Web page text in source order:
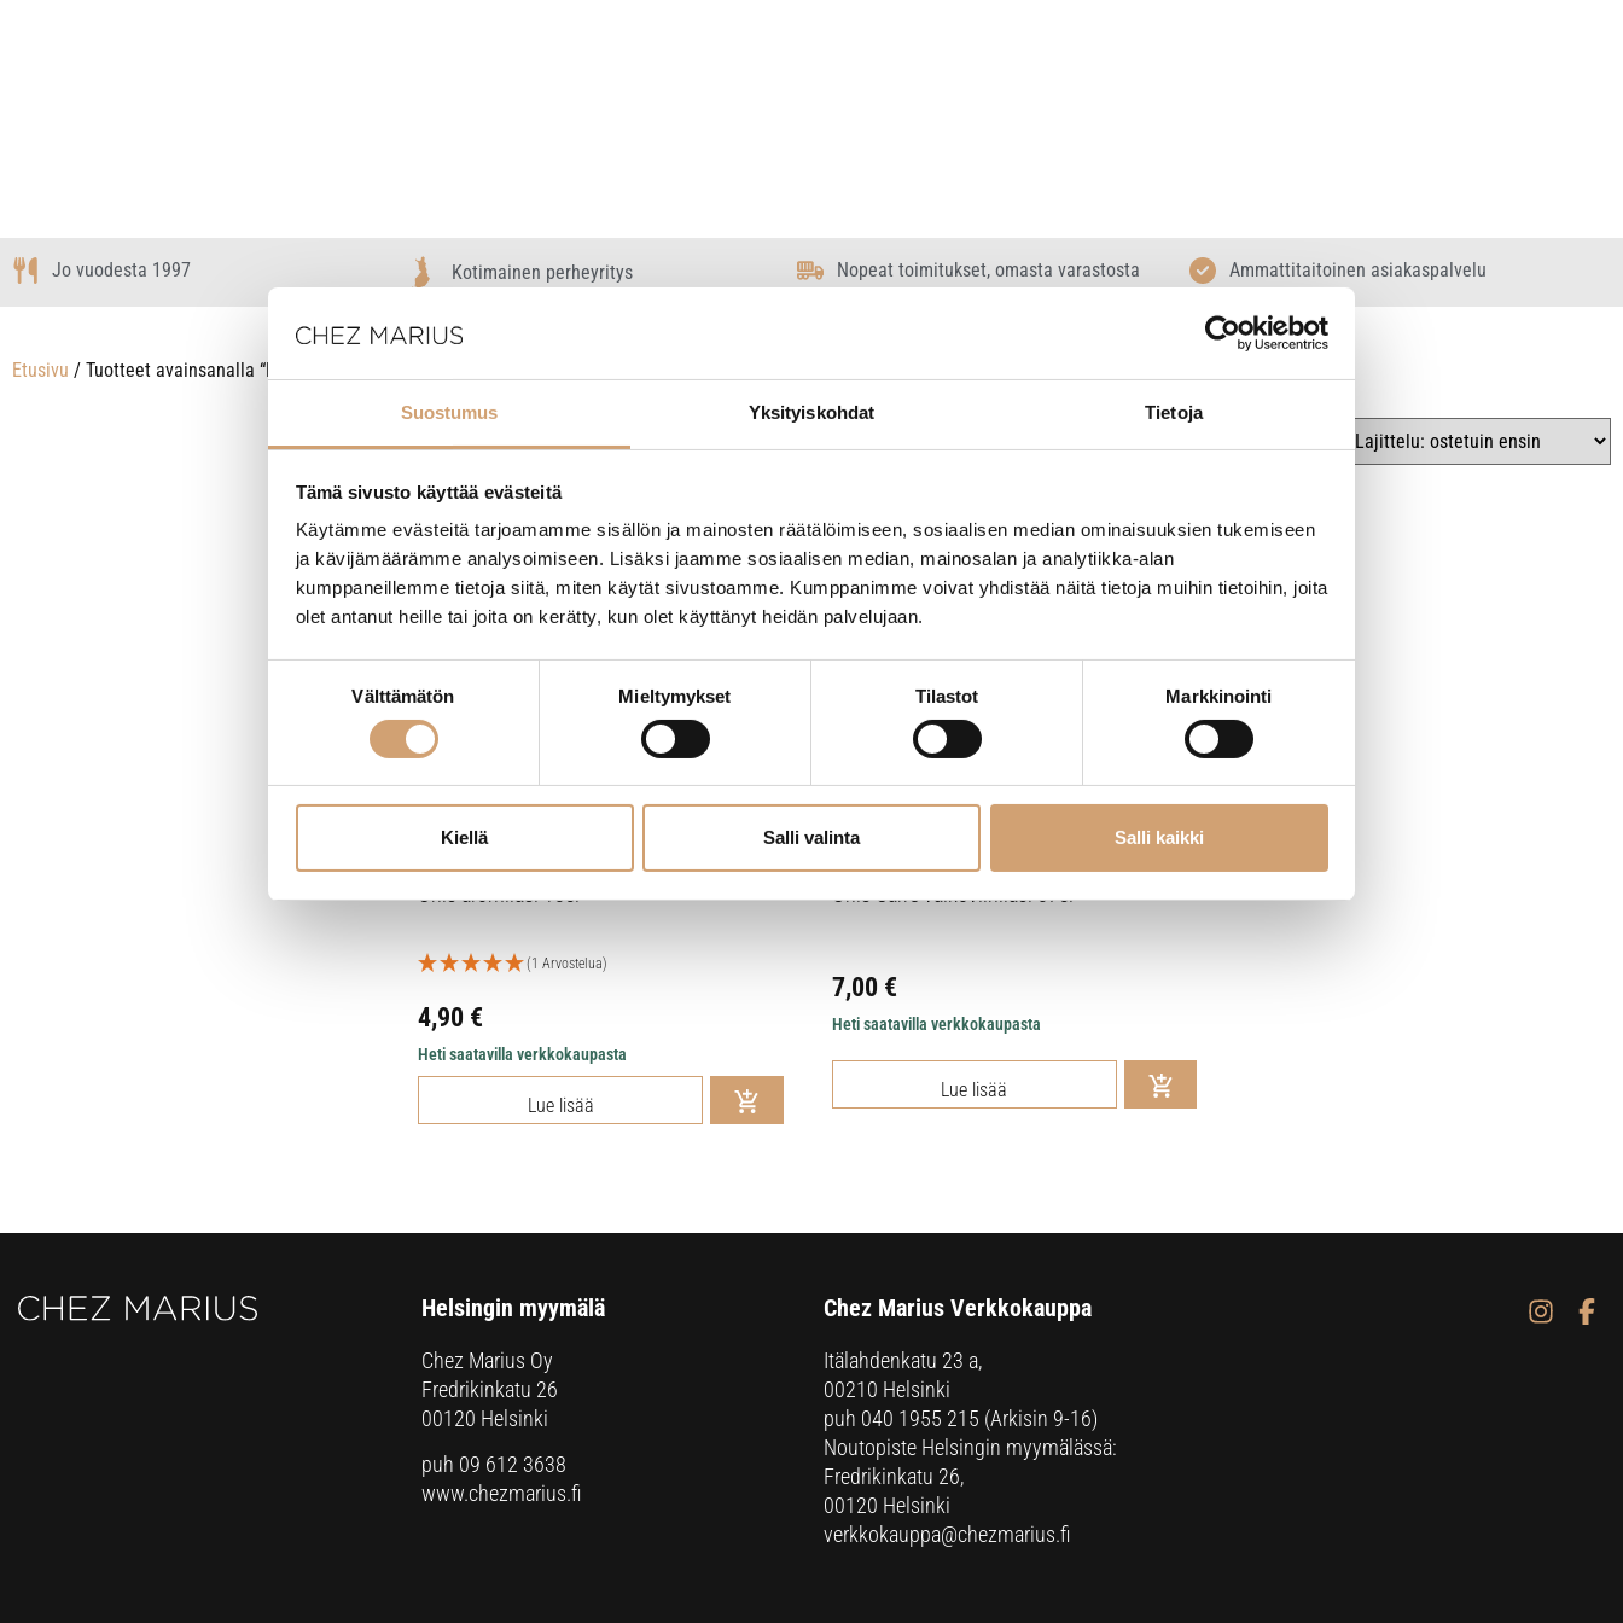
Suostumus Yksityiskohdat Tietoja
Tämä sivusto käyttää evästeitä
Käytämme evästeitä tarjoamamme sisällön ja mainosten räätälöimiseen, sosiaalisen median ominaisuuksien tukemiseen
ja kävijämäärämme analysoimiseen. Lisäksi jaamme sosiaalisen median, mainosalan ja analytiikka-alan
kumppaneillemme tietoja siitä, miten käytät sivustoamme. Kumppanimme voivat yhdistää näitä tietoja muihin tietoihin, joita
olet antanut heille tai joita on kerätty, kun olet käyttänyt heidän palvelujaan.
Välttämätön Mieltymykset Tilastot Markkinointi
Kiellä Salli valinta Salli kaikki
Jo vuodesta 1997 Kotimainen perheyritys Nopeat toimitukset, omasta varastosta Ammattitaitoinen asiakaspalvelu
Etusivu / Tuotteet avainsanalla “Libbey”
Onis aromilasi 13cl
(1 Arvostelua)
4,90 €
Heti saatavilla verkkokaupasta
Lue lisää
Onis Carré valkoviinilasi 37cl
7,00 €
Heti saatavilla verkkokaupasta
Lue lisää
Helsingin myymälä
Chez Marius Oy
Fredrikinkatu 26
00120 Helsinki
puh 09 612 3638
www.chezmarius.fi
Chez Marius Verkkokauppa
Itälahdenkatu 23 a,
00210 Helsinki
puh 040 1955 215 (Arkisin 9-16)
Noutopiste Helsingin myymälässä:
Fredrikinkatu 26,
00120 Helsinki
verkkokauppa@chezmarius.fi